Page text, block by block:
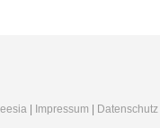
| Impressum Datenschutz